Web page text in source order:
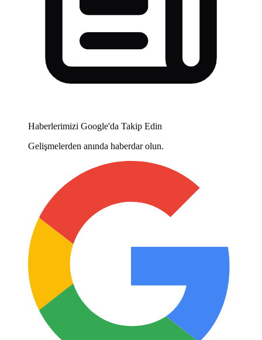
Haberlerimizi Google'da Takip Edin
Gelişmelerden anında haberdar olun.